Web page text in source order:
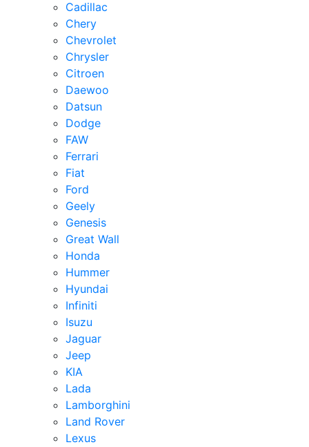
Cadillac
Chery
Chevrolet
Chrysler
Citroen
Daewoo
Datsun
Dodge
FAW
Ferrari
Fiat
Ford
Geely
Genesis
Great Wall
Honda
Hummer
Hyundai
Infiniti
Isuzu
Jaguar
Jeep
KIA
Lada
Lamborghini
Land Rover
Lexus